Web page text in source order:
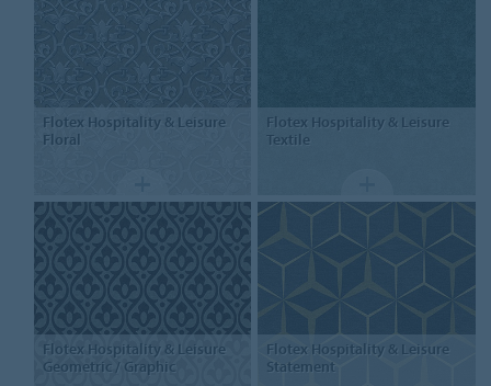
Flotex Hospitality & Leisure
Floral
Flotex Hospitality & Leisure
Textile
Flotex Hospitality & Leisure
Geometric / Graphic
Flotex Hospitality & Leisure
Statement